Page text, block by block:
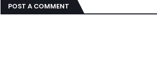
POST A COMMENT